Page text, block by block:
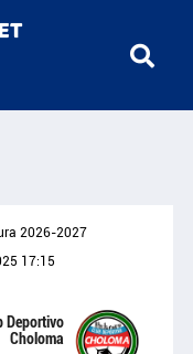
2026-2027
17:15
Deportivo
Choloma